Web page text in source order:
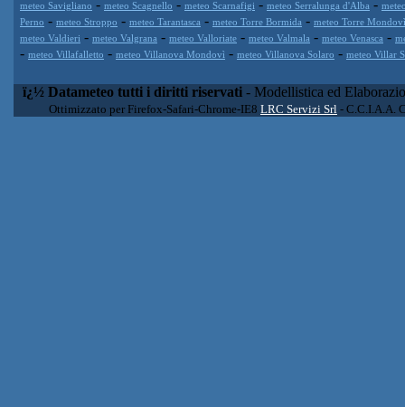
meteo Savigliano - meteo Scagnello - meteo Scarnafigi - meteo Serralunga d'Alba -
Perno - meteo Stroppo - meteo Tarantasca - meteo Torre Bormida - meteo Torre Mondovì
meteo Valdieri - meteo Valgrana - meteo Valloriate - meteo Valmala - meteo Venasca -
- meteo Villafalletto - meteo Villanova Mondovì - meteo Villanova Solaro - meteo Villar
ï¿½ Datameteo tutti i diritti riservati - Modellistica ed
Ottimizzato per Firefox-Safari-Chrome-IE8 LRC Servizi Srl - C.C.I.A.A.